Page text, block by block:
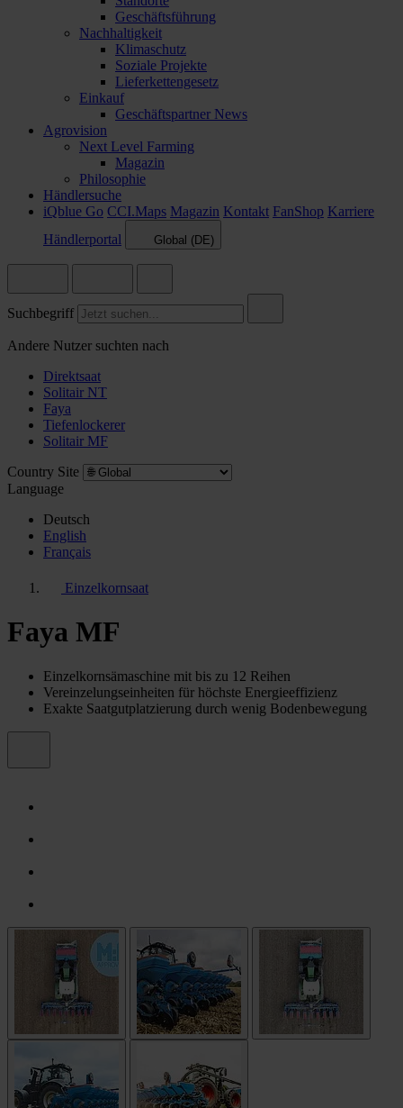
Geschäftsführung
Nachhaltigkeit
Klimaschutz
Soziale Projekte
Lieferkettengesetz
Einkauf
Geschäftspartner News
Agrovision
Next Level Farming
Magazin
Philosophie
Händlersuche
iQblue Go CCI.Maps Magazin Kontakt FanShop Karriere
Händlerportal
Global (DE)
Suchbegriff
Andere Nutzer suchten nach
Direktsaat
Solitair NT
Faya
Tiefenlockerer
Solitair MF
Country Site
Language
Deutsch
English
Français
Einzelkornsaat
Faya MF
Einzelkornsämaschine mit bis zu 12 Reihen
Vereinzelungseinheiten für höchste Energieeffizienz
Exakte Saatgutplatzierung durch wenig Bodenbewegung